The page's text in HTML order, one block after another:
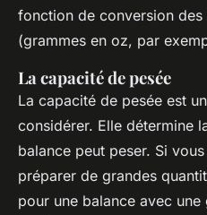
fonction de conversion des
(grammes en oz, par
La capacité de pesée
La capacité de pesée est
considérer. Elle détermine
balance peut peser. Si
préparer de grandes
pour une balance avec